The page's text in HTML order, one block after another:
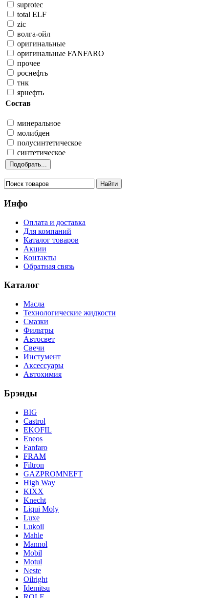
suprotec
total ELF
zic
волга-ойл
оригинальные
оригинальные FANFARO
прочее
роснефть
тнк
ярнефть
Состав
минеральное
молибден
полусинтетическое
синтетическое
Инфо
Оплата и доставка
Для компаний
Каталог товаров
Акции
Контакты
Обратная связь
Каталог
Масла
Технологические жидкости
Смазки
Фильтры
Автосвет
Свечи
Инстумент
Аксессуары
Автохимия
Брэнды
BIG
Castrol
EKOFIL
Eneos
Fanfaro
FRAM
Filtron
GAZPROMNEFT
High Way
KIXX
Knecht
Liqui Moly
Luxe
Lukoil
Mahle
Mannol
Mobil
Motul
Neste
Oilright
Idemitsu